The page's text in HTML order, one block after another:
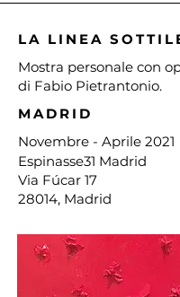
LA LINEA
Mostra personale con
di Fabio Pietrantonio.
MADRID
Novembre - Aprile 2021
Espinasse31 Madrid
Via Fúcar 17
28014, Madrid